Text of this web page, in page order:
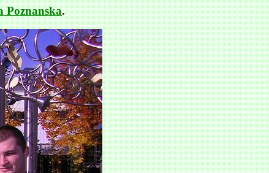
Poznanska.